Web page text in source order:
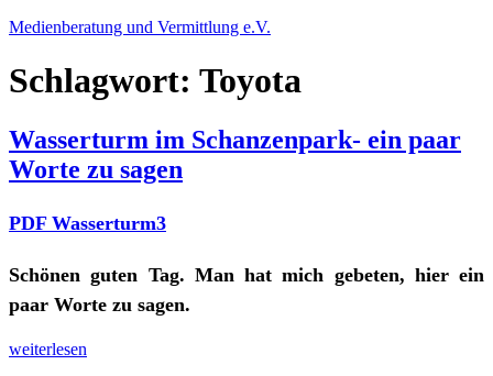
Zum
springen
Medienberatung und Vermittlung e.V.
Schlagwort: Toyota
Wasserturm im Schanzenpark- ein paar
Worte zu sagen
PDF Wasserturm3
Schönen guten Tag. Man hat mich gebeten, hier ein
paar Worte zu sagen.
„Wasserturm
weiterlesen